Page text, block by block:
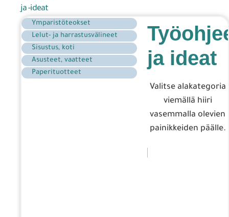
ja -ideat
Ymparistöteokset
Lelut- ja harrastusvälineet
Sisustus, koti
Asusteet, vaatteet
Paperituotteet
ja ideat
Valitse alakategoria
viemällä hiiri
vasemmalla olevien
painikkeiden päälle.